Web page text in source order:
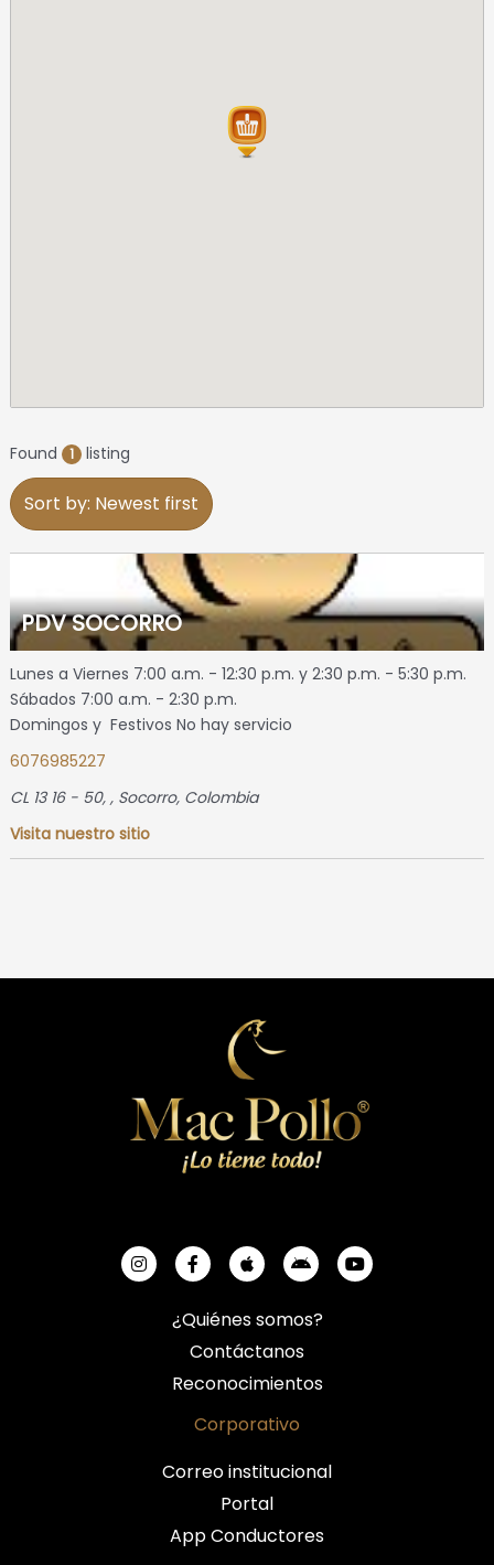
Found 1 listing
Sort by: Newest first
PDV SOCORRO
Lunes a Viernes 7:00 a.m. - 12:30 p.m. y 2:30 p.m. - 5:30 p.m.
Sábados 7:00 a.m. - 2:30 p.m.
Domingos y Festivos No hay servicio
6076985227
CL 13 16 - 50, , Socorro, Colombia
Visita nuestro sitio
¿Quiénes somos?
Contáctanos
Reconocimientos
Corporativo
Correo institucional
Portal
App Conductores